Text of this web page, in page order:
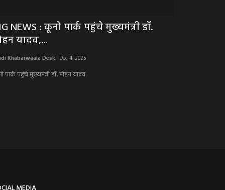
NEWS : कूनो पार्क पहुंचे मुख्यमंत्री डॉ.
यादव,...
Khabarwaala Desk Dec 4, 2025
पार्क पहुंचे मुख्यमंत्री डॉ. मोहन यादव